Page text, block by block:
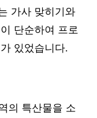
가사 맞히기와
단순하여 프로
있었습니다.
의 특산물을 소